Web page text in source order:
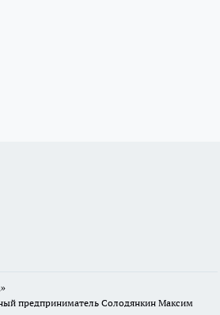
предприниматель Солодянкин Максим